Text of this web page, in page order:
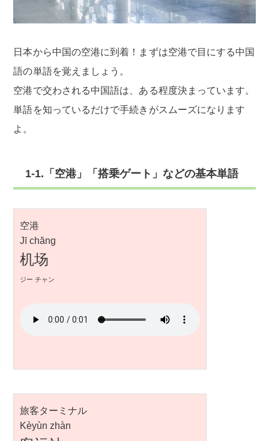
日本から中国の空港に到着！まずは空港で目にする中国
語の単語を覚えましょう。
空港で交わされる中国語は、ある程度決まっています。
単語を知っているだけで手続きがスムーズになります
よ。
1-1.「空港」「搭乗ゲート」などの基本単語
空港
Jī chăng
机场
ジー チャン
旅客ターミナル
Kèyùn zhàn